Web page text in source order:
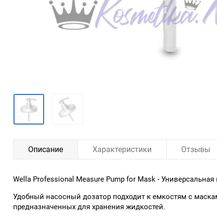
Описание Характеристики Отзывы
Wella Professional Measure Pump for Mask -
Удобный насосный дозатор подходит к емкостям с
предназначенных для хранения жидкостей.